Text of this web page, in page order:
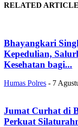
RELATED
Bhayangkari
Kepedulian,
Kesehatan bagi...
Humas Polres - 7
Jumat Curhat di
Perkuat